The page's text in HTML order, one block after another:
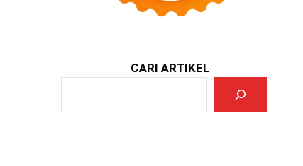
CARI ARTIKEL